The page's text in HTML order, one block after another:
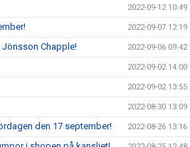
2022-09-12 10:49
2022-09-07 12:19
Chapple! 2022-09-06 09:42
2022-09-02 14:00
2022-09-02 13:55
2022-08-30 13:09
den 17 september! 2022-08-26 13:16